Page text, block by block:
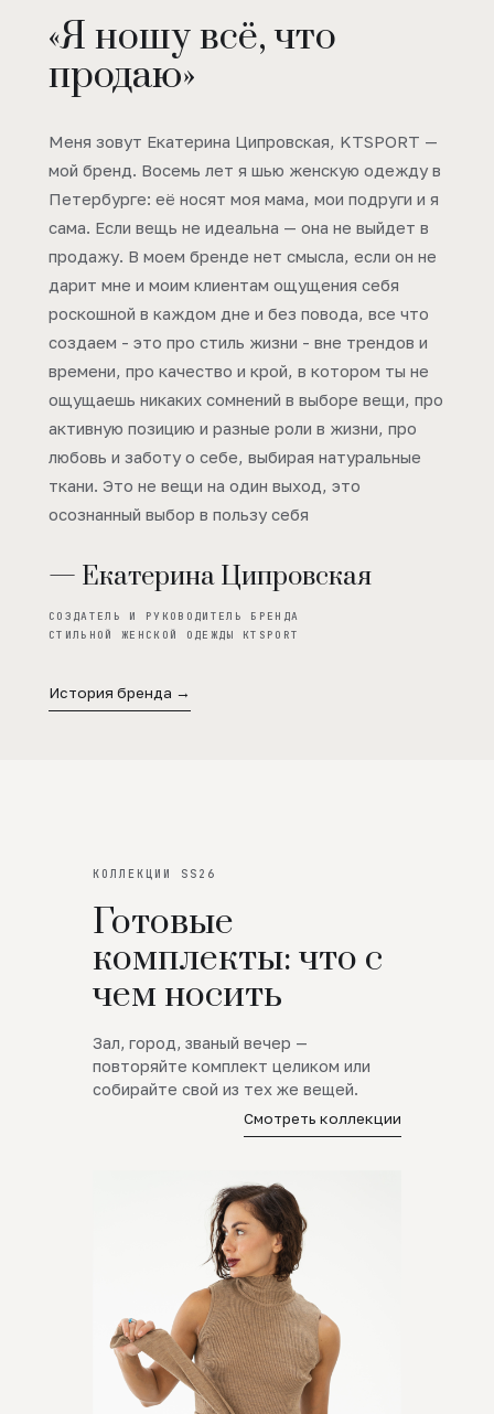
«Я ношу всё, что
продаю»
Меня зовут Екатерина Ципровская, KTSPORT —
мой бренд. Восемь лет я шью женскую одежду в
Петербурге: её носят моя мама, мои подруги и я
сама. Если вещь не идеальна — она не выйдет в
продажу. В моем бренде нет смысла, если он не
дарит мне и моим клиентам ощущения себя
роскошной в каждом дне и без повода, все что
создаем - это про стиль жизни - вне трендов и
времени, про качество и крой, в котором ты не
ощущаешь никаких сомнений в выборе вещи, про
активную позицию и разные роли в жизни, про
любовь и заботу о себе, выбирая натуральные
ткани. Это не вещи на один выход, это
осознанный выбор в пользу себя
— Екатерина Ципровская
СОЗДАТЕЛЬ И РУКОВОДИТЕЛЬ БРЕНДА
СТИЛЬНОЙ ЖЕНСКОЙ ОДЕЖДЫ KTSPORT
История бренда →
КОЛЛЕКЦИИ SS26
Готовые
комплекты: что с
чем носить
Зал, город, званый вечер —
повторяйте комплект целиком или
собирайте свой из тех же вещей.
Смотреть коллекции